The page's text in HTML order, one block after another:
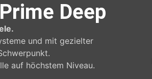
Deep
und mit gezielter
auf höchstem Niveau.